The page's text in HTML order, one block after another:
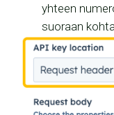
yhteen
suoraan